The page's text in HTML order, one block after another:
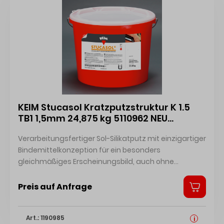
KEIM Stucasol Kratzputzstruktur K 1.5
TB1 1,5mm 24,875 kg 5110962 NEU
Verarbeitungsfertiger Sol-Silikatputz mit einzigartiger
Bindemittelkonzeption für ein besonders
gleichmäßiges Erscheinungsbild, auch ohne
Preis auf Anfrage
Art.: 1190985 i